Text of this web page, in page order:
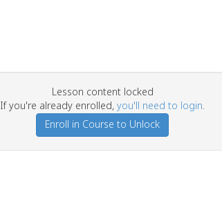
Lesson content locked
If you're already enrolled, you'll need to login.
Enroll in Course to Unlock